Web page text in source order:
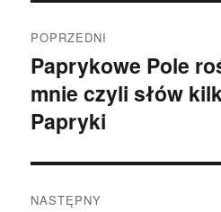
wpisu
POPRZEDNI
Poprzedni
wpis:
Paprykowe Pole
mnie czyli słów
Papryki
NASTĘPNY